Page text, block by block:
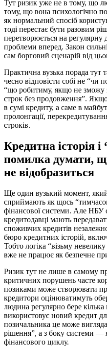
Тут ризик уже не в тому, що
тому, що вона психологічно
як нормальний спосіб
тоді перестає бути разовим
перетворюється на регулярну
проблеми вперед. Закон
сам борговий сценарій від
Практична вузька порада тут
чесно відповісти собі не “чи
“що робитиму, якщо не зможу
строк без продовження”. Якщо
в сумі кредиту, а саме в
пролонгації,
строків.
Кредитна історія
помилка думати,
не відобразиться
Ще один вузький момент,
сприймають як щось
фінансової системи. Але НБУ
кредитодавці мають
споживчих кредитів
бюро кредитних історій,
Тобто логіка “візьму
вже не працює як безпечне
Ризик тут не лише в самому
критичних порушень часте
позиками може створювати
кредитори оцінюватимуть
людина регулярно бере
використовує новий кредит
позичальника це може
рішення”, а з боку системи —
фінансового циклу.